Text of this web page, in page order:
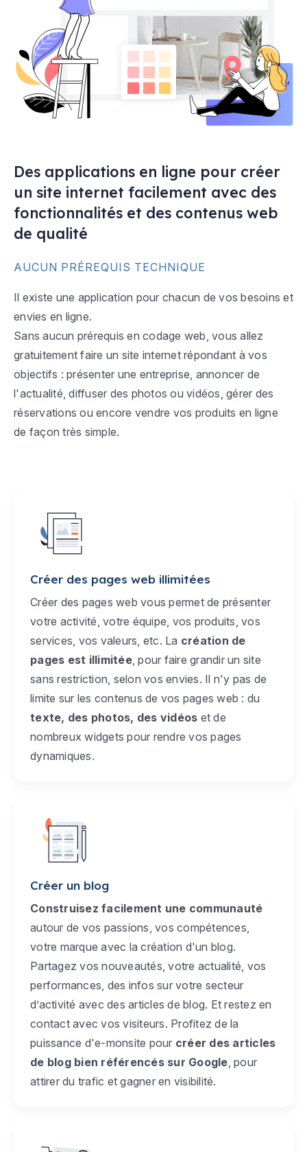
Des applications en ligne pour créer
un site internet facilement avec des
fonctionnalités et des contenus web
de qualité
AUCUN PRÉREQUIS TECHNIQUE
Il existe une application pour chacun de vos besoins et
envies en ligne.
Sans aucun prérequis en codage web, vous allez
gratuitement faire un site internet répondant à vos
objectifs : présenter une entreprise, annoncer de
l'actualité, diffuser des photos ou vidéos, gérer des
réservations ou encore vendre vos produits en ligne
de façon très simple.
Créer des pages web illimitées
Créer des pages web vous permet de présenter
votre activité, votre équipe, vos produits, vos
services, vos valeurs, etc. La création de
pages est illimitée, pour faire grandir un site
sans restriction, selon vos envies. Il n'y pas de
limite sur les contenus de vos pages web : du
texte, des photos, des vidéos et de
nombreux widgets pour rendre vos pages
dynamiques.
Créer un blog
Construisez facilement une communauté
autour de vos passions, vos compétences,
votre marque avec la création d'un blog.
Partagez vos nouveautés, votre actualité, vos
performances, des infos sur votre secteur
d’activité avec des articles de blog. Et restez en
contact avec vos visiteurs. Profitez de la
puissance d'e-monsite pour créer des articles
de blog bien référencés sur Google , pour
attirer du trafic et gagner en visibilité.